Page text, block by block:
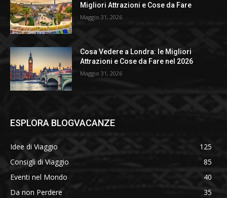
Migliori Attrazioni e Cose da Fare
Maggio 31, 2026
Cosa Vedere a Londra: le Migliori
Attrazioni e Cose da Fare nel 2026
Maggio 31, 2026
ESPLORA BLOGVACANZE
Idee di Viaggio
125
Consigli di Viaggio
85
Eventi nel Mondo
40
Da non Perdere
35